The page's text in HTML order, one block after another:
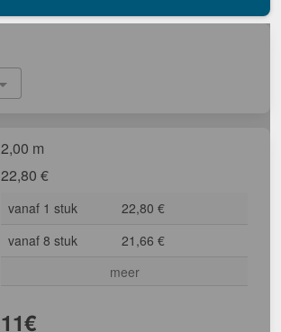
2,00 m
22,80 €
vanaf 1 stuk
22,80 €
vanaf 8 stuk
21,66 €
meer
11€